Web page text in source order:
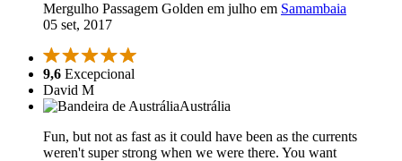
Mergulho Passagem Golden em julho em Samambaia
05 set, 2017
9,6 Excepcional
David M
Austrália
Fun, but not as fast as it could have been as the currents
weren't super strong when we were there. You want